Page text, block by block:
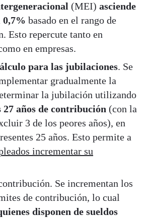
(MEI) asciende
0,7% basado en el rango de
Esto repercute tanto en
en empresas.
para las jubilaciones. Se
gradualmente la
la jubilación utilizando
27 años de contribución (con la
3 de los peores años), en
25 años. Esto permite a
incrementar su
Se incrementan los
de contribución, lo cual
disponen de sueldos